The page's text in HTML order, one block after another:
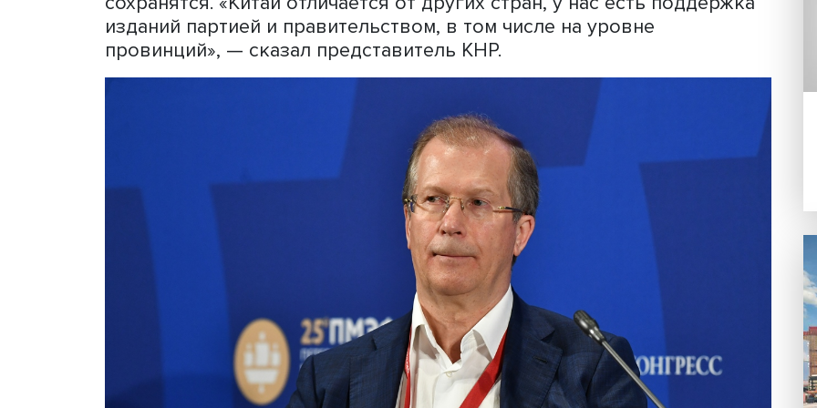
доход китайских СМИ сократился в 2021 году по сравнению с
на 11,7%, а число газет снизилось на 8%. А данные за 5 лет
что газет за это время стало меньше на 96%. В то же время
газет в 2021 году незначительно увеличился, что нарушило
последних лет. Это, полагает Ронгбин Се, вызвано привычкой
старшего поколения читать печатные издания.
Он уверен, что, несмотря на снижение рекламных доходов
вследствие ухода рекламодателей в онлайн, печатные СМИ
сохранятся. «Китай отличается от других стран, у нас есть
изданий партией и правительством, в том числе на уровне
провинций», — сказал представитель КНР.